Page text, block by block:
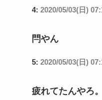
4: 2020/05/03(日)
閂やん
5: 2020/05/03(日)
疲れてたんやろ